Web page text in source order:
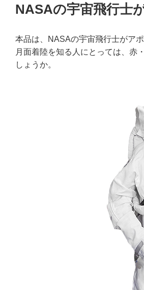
NASAの宇宙飛行士
本品は、NASAの宇宙飛行士がア
月面着陸を知る人にとっては、赤
しょうか。